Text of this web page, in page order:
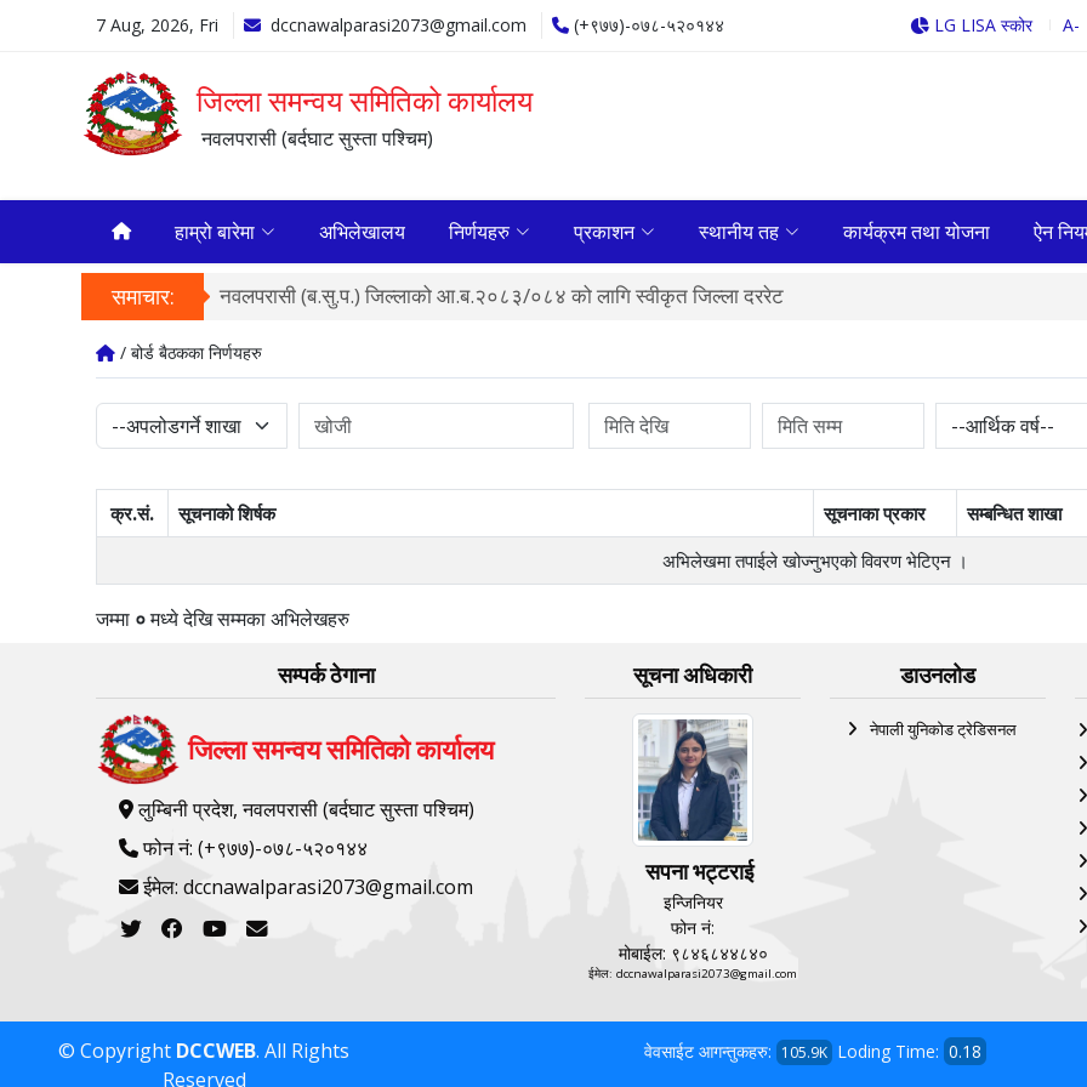
7 Aug, 2026, Fri dccnawalparasi2073@gmail.com (+९७७)-०७८-५२०१४४ LG LISA स्कोर A-
जिल्ला समन्वय समितिको कार्यालय
नवलपरासी (बर्दघाट सुस्ता पश्चिम)
हाम्रो बारेमा अभिलेखालय निर्णयहरु प्रकाशन स्थानीय तह कार्यक्रम तथा योजना ऐन
समाचार: नवलपरासी (ब.सु.प.) जिल्लाको आ.ब.२०८३/०८४ को लागि स्वीकृत जिल्ला दररेट
/ बोर्ड बैठकका निर्णयहरु
क्र.सं. सूचनाको शिर्षक सूचनाका प्रकार सम्बन्धित शाखा
अभिलेखमा तपाईले खोज्‍नुभएको विवरण भेटिएन ।
जम्मा ०मध्येदेखिसम्मका अभिलेखहरु
सम्पर्क ठेगाना
जिल्ला समन्वय समितिको कार्यालय
लुम्बिनी प्रदेश, नवलपरासी (बर्दघाट सुस्ता पश्चिम)
फोन नं: (+९७७)-०७८-५२०१४४
ईमेल: dccnawalparasi2073@gmail.com
सूचना अधिकारी
सपना भट्टराई
इन्जिनियर
फोन नं:
मोबाईल: ९८४६८४४८४०
ईमेल: dccnawalparasi2073@gmail.com
डाउनलोड
नेपाली युनिकोड ट्रेडिसनल
© Copyright DCCWEB. All Rights
Reserved
वेवसाईट आगन्तुकहरु: 105.9K Loding Time: 0.18